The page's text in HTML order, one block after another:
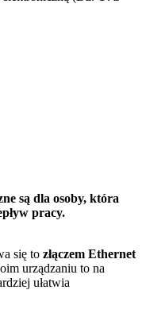
są dla osoby, która
pracy.
się to złączem Ethernet
urządzaniu to na
ułatwia